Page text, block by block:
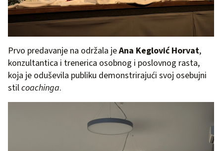
Prvo predavanje na održala jeAna Keglović Horvat,
konzultantica i trenerica osobnog i poslovnog rasta,
koja je oduševila publiku demonstrirajući svoj osebujni
stilcoachinga.